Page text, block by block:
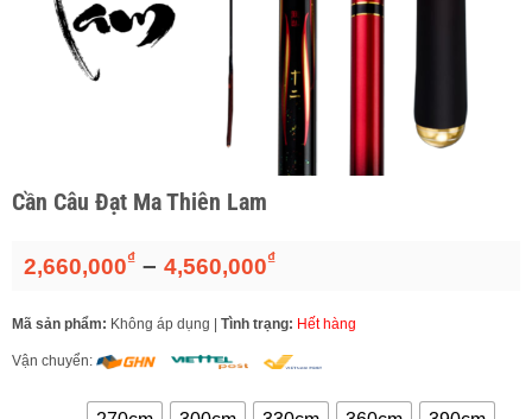
Cần Câu Đạt Ma Thiên Lam
2,660,000₫ – 4,560,000₫Khoảng
từ
2,660,000₫
đến
Mã sản phẩm: Không áp dụng | Tình trạng: Hết hàng
Vận chuyển: